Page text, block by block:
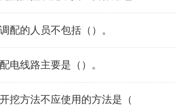
配的人员不包括（）。
电线路主要是（）。
挖方法不应使用的方法是（